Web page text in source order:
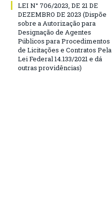
LEI N° 706/2023, DE 21 DE
DEZEMBRO DE 2023 (Dispõe
sobre a Autorização para
Designação de Agentes
Públicos para Procedimentos
de Licitações e Contratos Pela
Lei Federal 14.133/2021 e dá
outras providências)